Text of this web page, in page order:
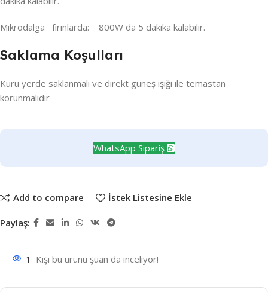
Mikrodalga fırınlarda: 800W da 5 dakika kalabilir.
Saklama Koşulları
Kuru yerde saklanmalı ve direkt güneş ışığı ile temastan
korunmalıdır
WhatsApp Sipariş
Add to compare İstek Listesine Ekle
Paylaş:
1 Kişi bu ürünü şuan da inceliyor!